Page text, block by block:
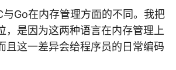
Go在内存管理方面的不同。我把
，是因为这两种语言在内存管理上
且这一差异会给程序员的日常编码